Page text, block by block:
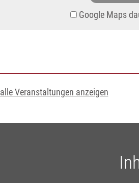
Google Maps
alle Veranstaltungen anzeigen